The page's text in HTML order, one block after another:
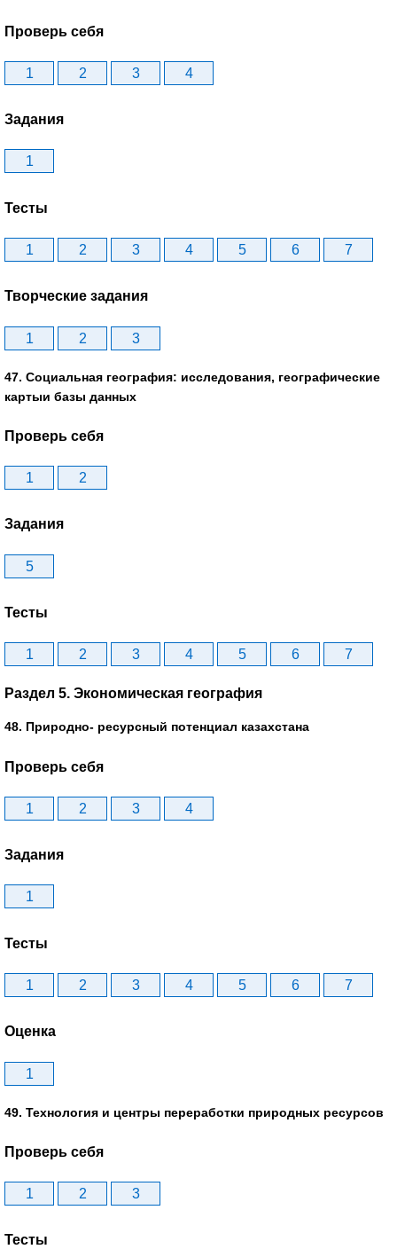
Проверь себя
1 2 3 4
Задания
1
Тесты
1 2 3 4 5 6 7
Творческие задания
1 2 3
47. Социальная география: исследования, географические
картыи базы данных
Проверь себя
1 2
Задания
5
Тесты
1 2 3 4 5 6 7
Раздел 5. Экономическая география
48. Природно- ресурсный потенциал казахстана
Проверь себя
1 2 3 4
Задания
1
Тесты
1 2 3 4 5 6 7
Оценка
1
49. Технология и центры переработки природных ресурсов
Проверь себя
1 2 3
Тесты